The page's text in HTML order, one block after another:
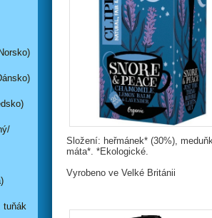
Složení: heřmánek* (30%),
máta*. *Ekologické.
Vyrobeno ve Velké Británii
tuňák